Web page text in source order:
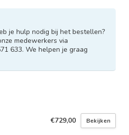
je hulp nodig bij het bestellen?
medewerkers via
633. We helpen je graag
€729,00 Bekijken